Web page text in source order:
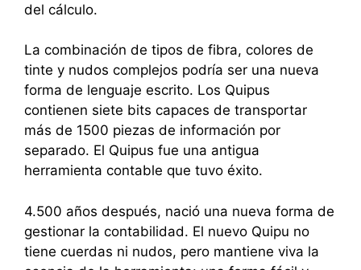
del cálculo.
La combinación de tipos de fibra, colores de
tinte y nudos complejos podría ser una nueva
forma de lenguaje escrito. Los Quipus
contienen siete bits capaces de transportar
más de 1500 piezas de información por
separado. El Quipus fue una antigua
herramienta contable que tuvo éxito.
4.500 años después, nació una nueva forma de
gestionar la contabilidad. El nuevo Quipu no
tiene cuerdas ni nudos, pero mantiene viva la